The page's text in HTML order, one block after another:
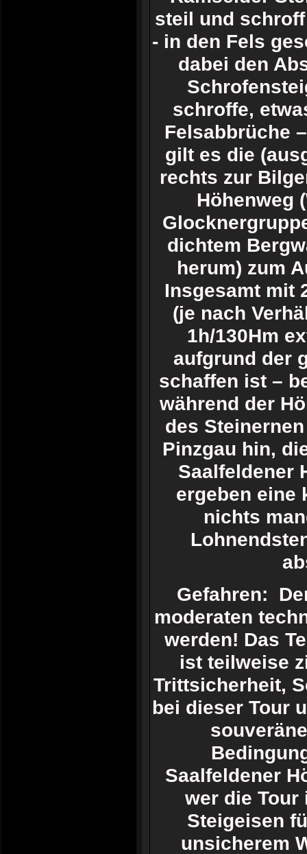
steil und
- in den Fels
dabei den
schroffe,
Felsabbrüche
gilt es die
rechts zur
Höhenweg
dichtem
herum) zum
Insgesamt mit
(je nach
1h/130Hm
aufgrund der
schaffen ist –
während der
des
Pinzgau hin,
Saalfeldener
ergeben eine
nichts
Gefahren:
moderaten
werden! Das
ist teilweise
Trittsicherheit,
bei dieser Tour
Saalfeldener
wer die Tour
Steigeisen
unsicherem